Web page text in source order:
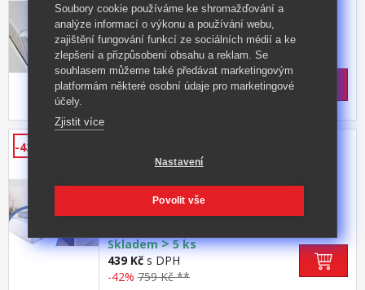
materiál: horní vrstva froté 70% bavlna, 30%
polyester, dolní vrstva polyuretan barevné
provedení bílá v rozích všité gumy, pratelné do
60 °C
Kód produktu: B20010244
Skladem>5 ks
469 Kčs DPH
-42%
materiál: horní vrstva froté 70% bavlna, 30%
polyester, dolní vrstva polyuretan barevné
provedení bílá obšito gumou, pratelné do 60
Kód produktu: B20010080
Skladem>5 ks
439 Kč s DPH
-42% 759 Kč **
Soubory cookie používáme ke shromažďování a
analýze informací o výkonu a používání webu,
zajištění fungování funkcí ze sociálních médií a ke
zlepšení a přizpůsobení obsahu a reklam. Se
souhlasem můžeme také předávat marketingovým
platformám některé osobní údaje pro marketingové
účely.
Zjistit více
Nastavení
Povolit vše